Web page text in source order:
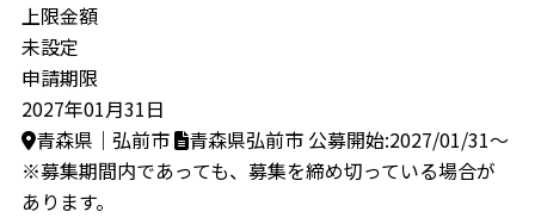
上限金額
未設定
申請期限
2027年01月31日
青森県｜弘前市
青森県弘前市 公募開始:2027/01/31～
※募集期間内であっても、募集を締め切っている場合が
あります。